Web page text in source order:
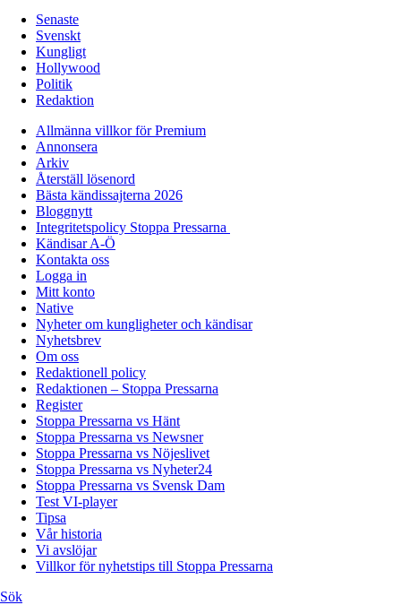
Senaste
Svenskt
Kungligt
Hollywood
Politik
Redaktion
Allmänna villkor för Premium
Annonsera
Arkiv
Återställ lösenord
Bästa kändissajterna 2026
Bloggnytt
Integritetspolicy Stoppa Pressarna
Kändisar A-Ö
Kontakta oss
Logga in
Mitt konto
Native
Nyheter om kungligheter och kändisar
Nyhetsbrev
Om oss
Redaktionell policy
Redaktionen – Stoppa Pressarna
Register
Stoppa Pressarna vs Hänt
Stoppa Pressarna vs Newsner
Stoppa Pressarna vs Nöjeslivet
Stoppa Pressarna vs Nyheter24
Stoppa Pressarna vs Svensk Dam
Test VI-player
Tipsa
Vår historia
Vi avslöjar
Villkor för nyhetstips till Stoppa Pressarna
Sök